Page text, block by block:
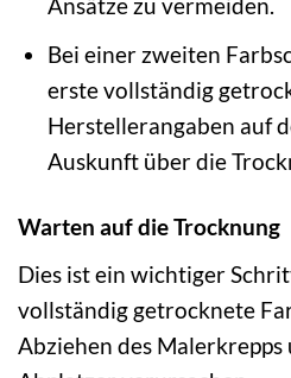
Bei einer zweiten
erste vollständig
Herstellerangaben auf
Auskunft über die
Warten auf die Trocknung
Dies ist ein wichtiger
vollständig getrocknete
Abziehen des Malerkrepps